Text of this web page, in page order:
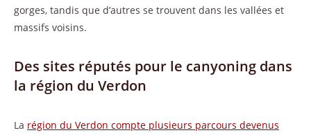
gorges, tandis que d’autres se trouvent dans les vallées et
massifs voisins.
Des sites réputés pour le canyoning dans
la région du Verdon
La région du Verdon compte plusieurs parcours devenus